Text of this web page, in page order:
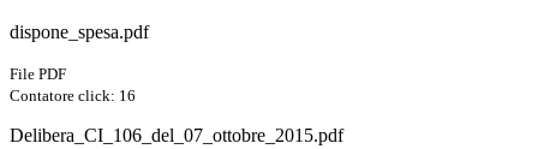
dispone_spesa.pdf
File PDF
Contatore click: 16
Delibera_CI_106_del_07_ottobre_2015.pdf